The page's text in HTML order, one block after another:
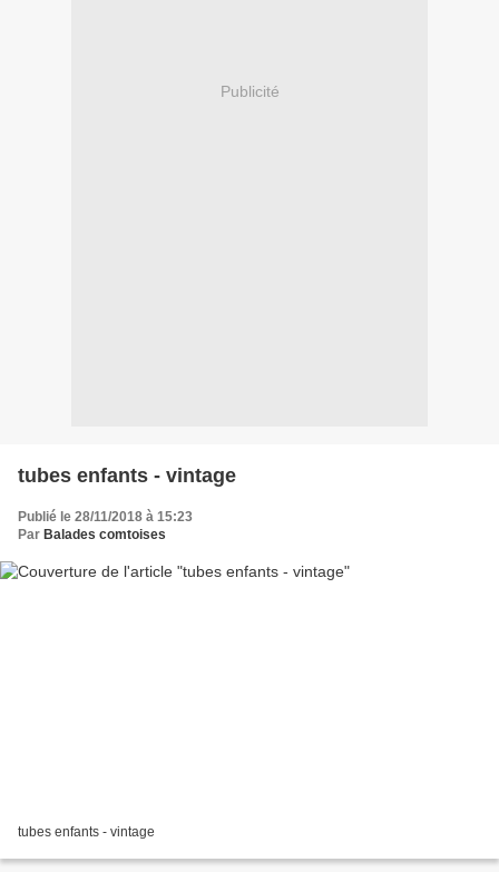
Publicité
tubes enfants - vintage
Publié le 28/11/2018 à 15:23
Par Balades comtoises
tubes enfants - vintage